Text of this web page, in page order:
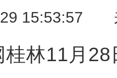
29 15:53:57
11月28